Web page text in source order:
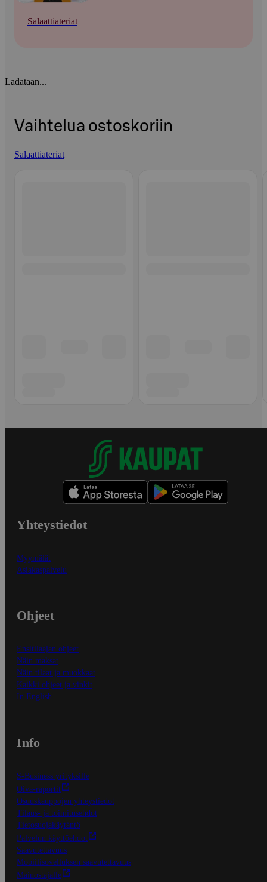
Salaattiateriat
Ladataan...
Vaihtelua ostoskoriin
Salaattiateriat
Yhteystiedot
Myymälät
Asiakaspalvelu
Ohjeet
Ensitilaajan ohjeet
Näin maksat
Näin tilaat ja muokkaat
Kaikki ohjeet ja vinkit
In English
Info
S-Business yrityksille
Oiva-raportit
Osuuskauppojen yhteystiedot
Tilaus- ja toimitusehdot
Tietosuojakäytäntö
Palvelun käyttöehdot
Saavutettavuus
Mobiilisovelluksen saavutettavuus
Mainostajalle